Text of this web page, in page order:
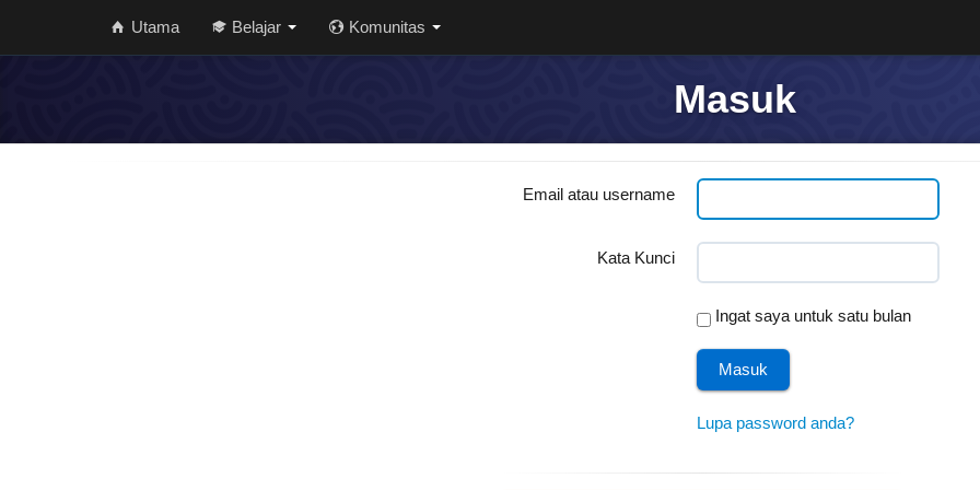
Utama Belajar Komunitas
Masuk
Email atau username
Kata Kunci
Ingat saya untuk satu bulan
Lupa password anda?